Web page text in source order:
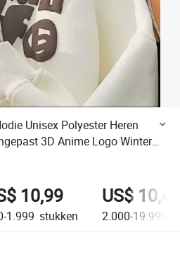
Unisex Polyester Heren
3D Anime Logo Winter
10,99
1.999 stukken
US$ 10,45
2.000-19.999